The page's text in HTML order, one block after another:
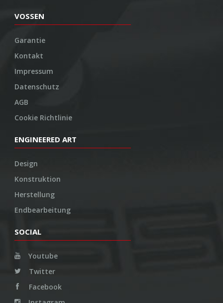
VOSSEN
Garantie
Kontakt
Impressum
Datenschutz
AGB
Cookie Richtlinie
ENGINEERED ART
Design
Konstruktion
Herstellung
Endbearbeitung
SOCIAL
Youtube
Twitter
Facebook